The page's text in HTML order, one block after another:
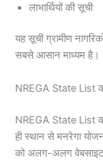
लाभार्थियों की सूची
यह सूची ग्रामीण
सबसे आसान माध्यम है।
NREGA State List
NREGA State List
ही स्थान से मनरेगा
को अलग-अलग